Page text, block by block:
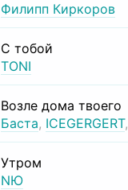
Филипп Киркоров
С тобой
TONI
Возле дома твоего
Баста, ICEGERGERT,
Утром
NЮ